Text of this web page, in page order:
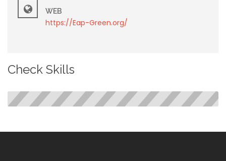
WEB
https://Eap-Green.org/
Check Skills
BECKMAN